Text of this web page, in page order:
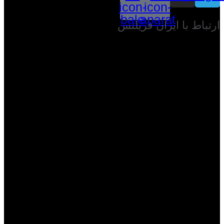
icon-
aparat
icon-
bale
ارتباط با ایران فریلنس